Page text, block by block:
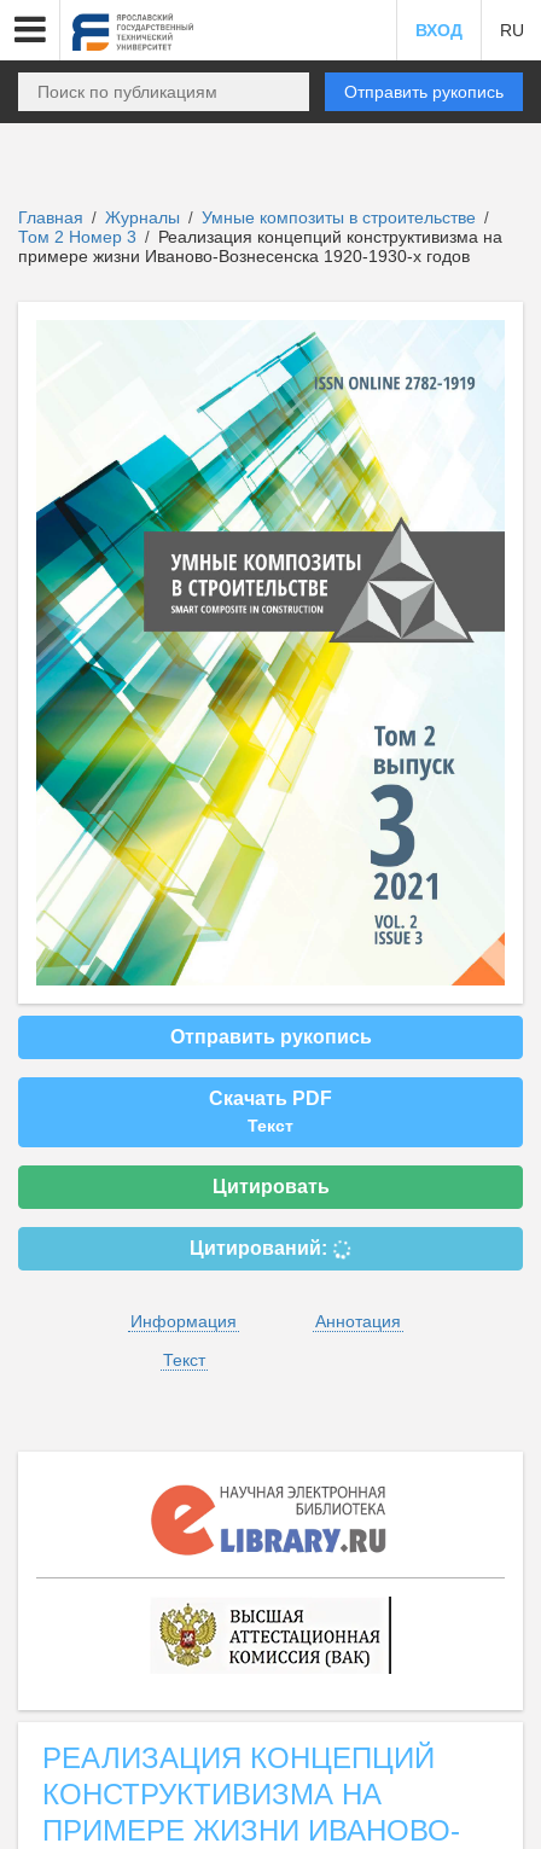
ВХОД RU
Отправить рукопись
Главная / Журналы / Умные композиты в строительстве /
Том 2 Номер 3 / Реализация концепций конструктивизма на
примере жизни Иваново-Вознесенска 1920-1930-х годов
Отправить рукопись
Скачать PDF
Текст
Цитировать
Цитирований:
Информация
Аннотация
Текст
РЕАЛИЗАЦИЯ КОНЦЕПЦИЙ
КОНСТРУКТИВИЗМА НА
ПРИМЕРЕ ЖИЗНИ ИВАНОВО-